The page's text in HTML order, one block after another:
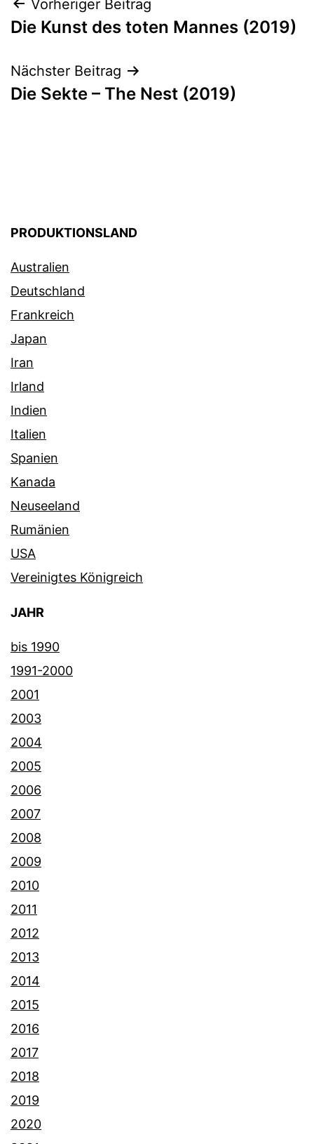
Beitragsnavigation
Vorheriger Beitrag
Die Kunst des toten Mannes (2019)
Nächster Beitrag
Die Sekte – The Nest (2019)
PRODUKTIONSLAND
Australien
Deutschland
Frankreich
Japan
Iran
Irland
Indien
Italien
Spanien
Kanada
Neuseeland
Rumänien
USA
Vereinigtes Königreich
JAHR
bis 1990
1991-2000
2001
2003
2004
2005
2006
2007
2008
2009
2010
2011
2012
2013
2014
2015
2016
2017
2018
2019
2020